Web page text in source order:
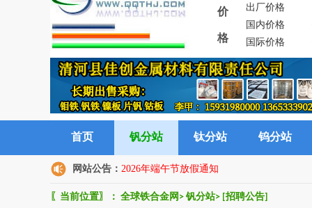
价
格
出厂价格
国内价格
国际价格
首页 钒分站 钛分站 钨分站
网站公告： 2026年端午节放假通知
〖当前位置〗： 全球铁合金网 > 钒分站> [招聘公告]